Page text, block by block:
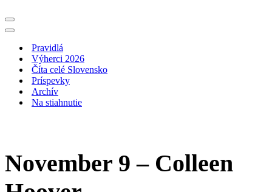
Menu
navigácie
Menu
navigáciePravidlá
Výherci 2026
Číta celé Slovensko
Príspevky
Archív
Na stiahnutie
November 9 – Colleen